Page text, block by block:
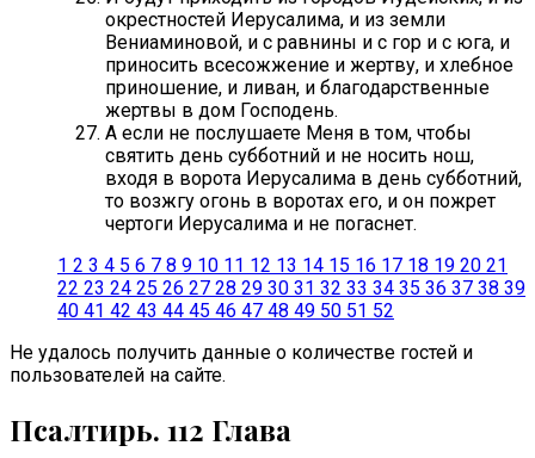
окрестностей Иерусалима, и из земли
Вениаминовой, и с равнины и с гор и с юга, и
приносить всесожжение и жертву, и хлебное
приношение, и ливан, и благодарственные
жертвы в дом Господень.
А если не послушаете Меня в том, чтобы
святить день субботний и не носить нош,
входя в ворота Иерусалима в день субботний,
то возжгу огонь в воротах его, и он пожрет
чертоги Иерусалима и не погаснет.
1 2 3 4 5 6 7 8 9 10 11 12 13 14 15 16 17 18 19 20 21
22 23 24 25 26 27 28 29 30 31 32 33 34 35 36 37 38 39
40 41 42 43 44 45 46 47 48 49 50 51 52
Не удалось получить данные о количестве гостей и
пользователей на сайте.
Псалтирь. 112 Глава